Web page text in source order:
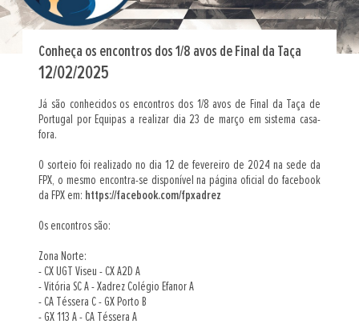
Conheça os encontros dos 1/8 avos de Final da Taça
12/02/2025
Já são conhecidos os encontros dos 1/8 avos de Final da Taça de
Portugal por Equipas a realizar dia 23 de março em sistema casa-
fora.
O sorteio foi realizado no dia 12 de fevereiro de 2024 na sede da
FPX, o mesmo encontra-se disponível na página oficial do facebook
da FPX em: https://facebook.com/fpxadrez
Os encontros são:
Zona Norte:
- CX UGT Viseu - CX A2D A
- Vitória SC A - Xadrez Colégio Efanor A
- CA Téssera C - GX Porto B
- GX 113 A - CA Téssera A